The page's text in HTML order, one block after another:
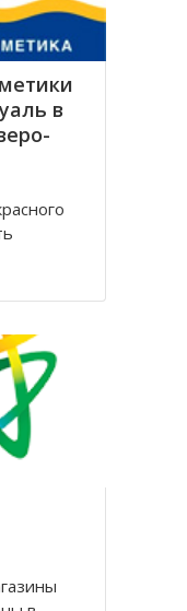
в
усилий
уже в
в